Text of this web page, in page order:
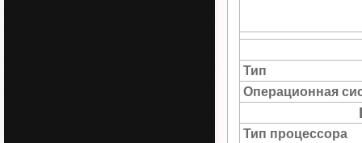
Тип
Операционная
Тип процессора